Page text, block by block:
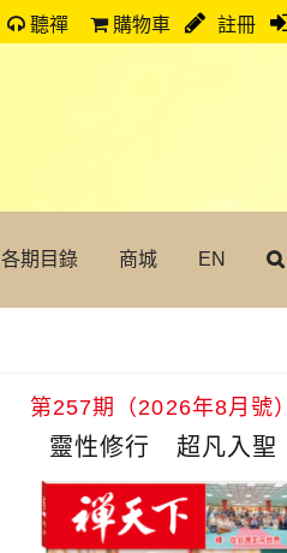
聽禪 購物車 註冊
各期目錄 商城 EN
第257期（2026年8月號）
靈性修行 超凡入聖